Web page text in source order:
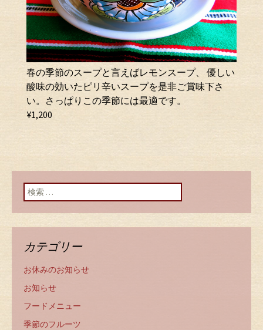
春の季節のスープと言えばレモンスープ、 優しい
酸味の効いたピリ辛いスープを是非ご賞味下さ
い。さっぱりこの季節には最適です。
¥1,200
検索:
カテゴリー
お休みのお知らせ
お知らせ
フードメニュー
季節のフルーツ